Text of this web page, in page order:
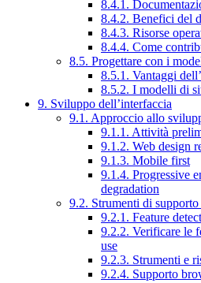
8.4.1.
8.4.2. Benefici del
8.4.3. Risorse
8.4.4. Come
8.5. Progettare con i
8.5.1. Vantaggi
8.5.2. I modelli di
9. Sviluppo dell’interfaccia
9.1. Approccio allo
9.1.1. Attività
9.1.2. Web design
9.1.3. Mobile first
9.1.4. Progressive
degradation
9.2. Strumenti di
9.2.1. Feature
9.2.2. Verificare le
use
9.2.3. Strumenti e
9.2.4. Supporto